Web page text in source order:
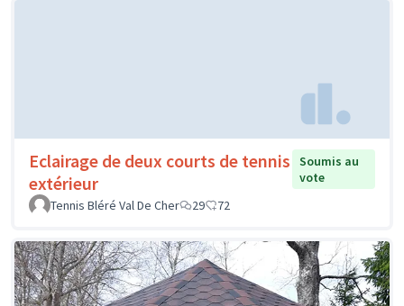
Eclairage de deux courts de tennis
extérieur
Soumis au
vote
Tennis Bléré Val De Cher
29 72